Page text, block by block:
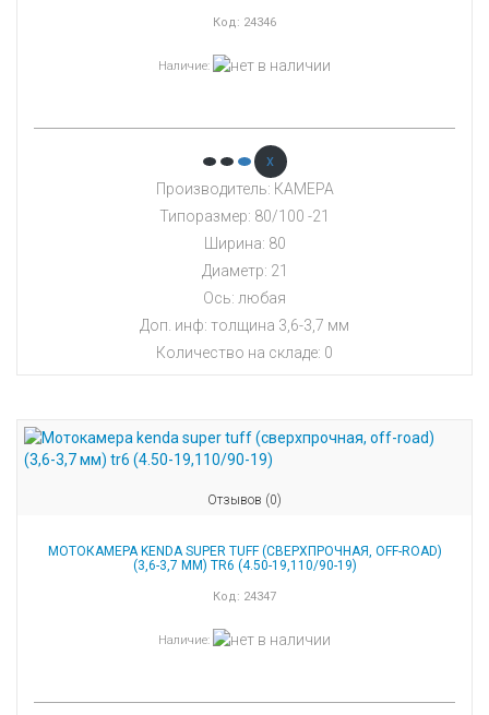
Код: 24346
Наличие:
x
Производитель: КАМЕРА
Типоразмер: 80/100 -21
Ширина: 80
Диаметр: 21
Ось: любая
Доп. инф: толщина 3,6-3,7 мм
Количество на складе: 0
Отзывов (0)
МОТОКАМЕРА KENDA SUPER TUFF (СВЕРХПРОЧНАЯ, OFF-ROAD)
(3,6-3,7 ММ) TR6 (4.50-19,110/90-19)
Код: 24347
Наличие: